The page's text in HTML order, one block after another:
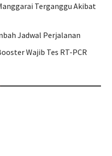
Terganggu Akibat
Jadwal Perjalanan
Wajib Tes RT-PCR